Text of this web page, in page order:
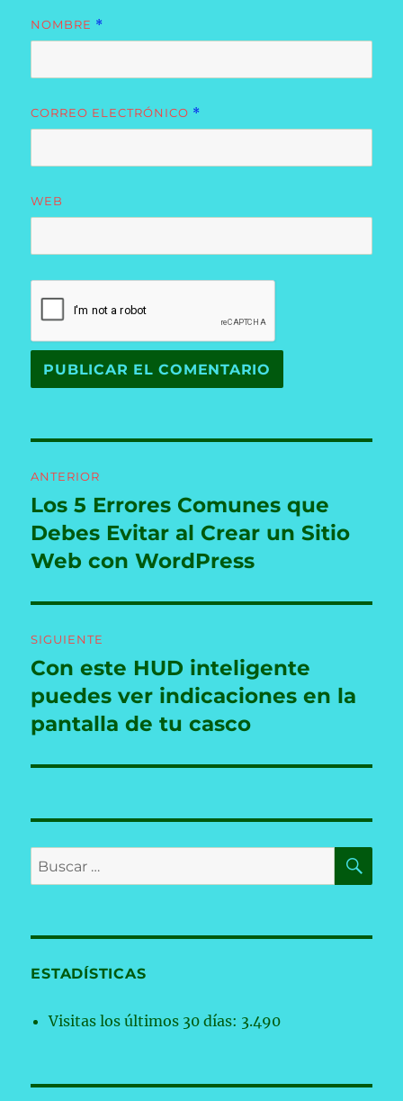
NOMBRE *
CORREO ELECTRÓNICO *
WEB
de
entradas
ANTERIOR
Entrada
anterior:
Los 5 Errores Comunes que
Debes Evitar al Crear un Sitio
Web con WordPress
SIGUIENTE
Entrada
siguiente:
Con este HUD inteligente
puedes ver indicaciones en la
pantalla de tu casco
Buscar
por:
ESTADÍSTICAS
Visitas los últimos 30 días: 3.490